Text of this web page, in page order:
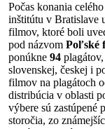
Počas konania
inštitútu v Bratislave
filmov, ktoré boli
pod názvomPoľské
ponúkne 94
slovenskej, českej i
filmov na plagátoch
distribúcia v oblasti
výbere sú zastúpené
storočia, zo